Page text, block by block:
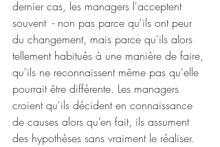
dernier cas, les managers l'acceptent
souvent  - non pas parce qu'ils ont peur
du changement, mais parce qu'ils alors
tellement habitués à une manière de faire,
qu'ils ne reconnaissent même pas qu'elle
pourrait être différente. Les managers
croient qu'ils décident en connaissance
de causes alors qu’en fait, ils assument
des hypothèses sans vraiment le réaliser.